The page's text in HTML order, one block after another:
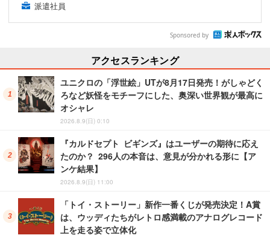
派遣社員
Sponsored by
アクセスランキング
ユニクロの「浮世絵」UTが8月17日発売！がしゃどく
ろなど妖怪をモチーフにした、奥深い世界観が最高に
オシャレ
2026.8.9(日) 0:10
『カルドセプト ビギンズ』はユーザーの期待に応え
たのか？ 296人の本音は、意見が分かれる形に【ア
ンケ結果】
2026.8.9(日) 11:00
「トイ・ストーリー」新作一番くじが発売決定！A賞
は、ウッディたちがレトロ感満載のアナログレコード
上を走る姿で立体化